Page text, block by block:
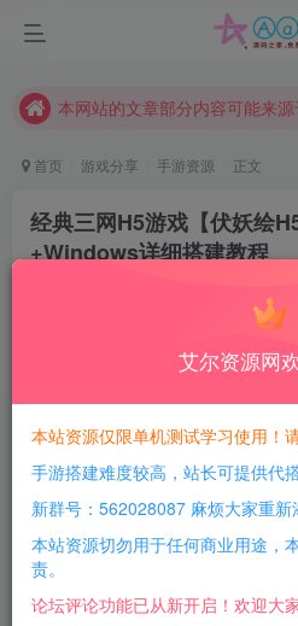
请勿相信任何评论区广告！以免
现在赞助会员享受专属折扣，
首页 游戏分享 手游资源 正文
经典三网H5游戏【伏妖绘
+Windows详细搭建教程
每日活跃最高可获得600积
积分免费兑换！
本站全部资源均可使用积分
600积分，相当于本站所有资源均
游戏介绍：
根据教程修改一个文件ip就
艾尔资源网
本站资源仅限单机测试学习使用！
手游搭建难度较高，站长可提供代
新群号：562028087 麻烦大家重新
本站资源切勿用于任何商业用途，
责。
论坛评论功能已从新开启！欢迎大